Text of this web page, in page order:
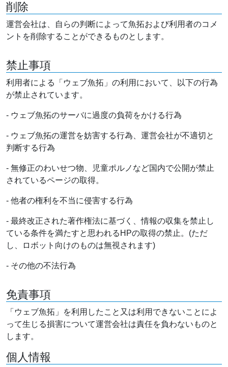
削除
運営会社は、自らの判断によって魚拓および利用者のコメ
ントを削除することができるものとします。
禁止事項
利用者による「ウェブ魚拓」の利用において、以下の行為
が禁止されています。
- ウェブ魚拓のサーバに過度の負荷をかける行為
- ウェブ魚拓の運営を妨害する行為、運営会社が不適切と
判断する行為
- 無修正のわいせつ物、児童ポルノなど国内で公開が禁止
されているページの取得。
- 他者の権利を不当に侵害する行為
- 最終改正された著作権法に基づく、情報の収集を禁止し
ている条件を満たすと思われるHPの取得の禁止。(ただ
し、ロボット向けのものは無視されます)
- その他の不法行為
免責事項
「ウェブ魚拓」を利用したこと又は利用できないことによ
って生じる損害について運営会社は責任を負わないものと
します。
個人情報